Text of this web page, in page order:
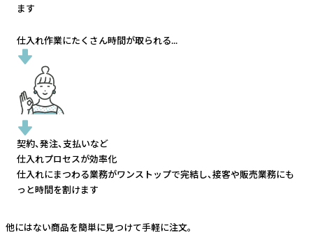
ます
仕入れ作業にたくさん時間が取られる...
契約、発注、支払いなど
仕入れプロセスが効率化
仕入れにまつわる業務がワンストップで完結し、接客や販売業務にも
っと時間を割けます
他にはない商品を簡単に見つけて手軽に注文。